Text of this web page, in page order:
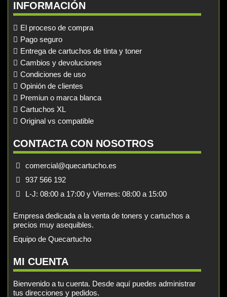
INFORMACIÓN
El proceso de compra
Pago seguro
Entrega de cartuchos de tinta y toner
Cambios y devoluciones
Condiciones de uso
Opinión de clientes
Premiun o marca blanca
Cartuchos XL
Original vs compatible
CONTACTA CON NOSOTROS
comercial@quecartucho.es
937 566 192
L-J: 08:00 a 17:00 y Viernes: 08:00 a 15:00
Empresa dedicada a la venta de toners y cartuchos a
precios muy asequibles.
Equipo de Quecartucho
MI CUENTA
Bienvenido a tu cuenta. Desde aquí puedes administrar
tus direcciones y pedidos.